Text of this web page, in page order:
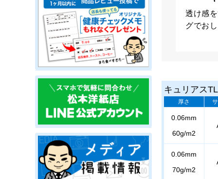
透け感
グでお
キュリアス
厚さ
0.06mm
60g/m2
0.06mm
70g/m2